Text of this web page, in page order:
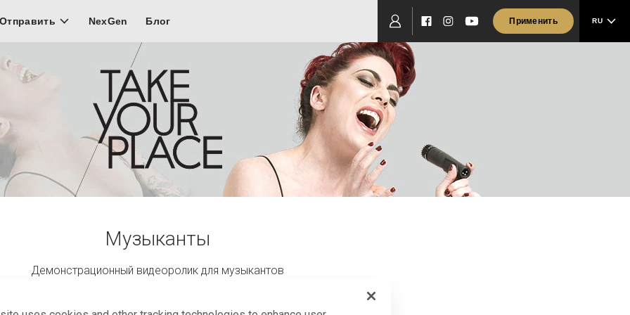
Отправить NexGen Блог
Facebook
Instagram
YouTube
Применить RU
Музыканты
Демонстрационный видеоролик для музыкантов